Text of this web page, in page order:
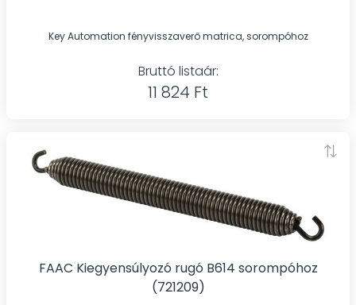
Key Automation fényvisszaverő matrica, sorompóhoz
Bruttó listaár:
11 824 Ft
FAAC Kiegyensúlyozó rugó B614 sorompóhoz
(721209)